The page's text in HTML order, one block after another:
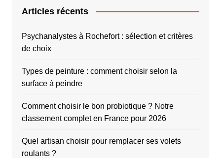
Articles récents
Psychanalystes à Rochefort : sélection et critères
de choix
Types de peinture : comment choisir selon la
surface à peindre
Comment choisir le bon probiotique ? Notre
classement complet en France pour 2026
Quel artisan choisir pour remplacer ses volets
roulants ?